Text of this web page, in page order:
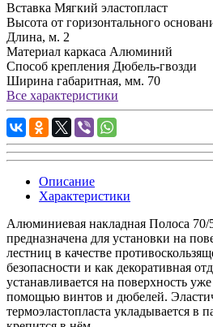
Вставка Мягкий эластопласт
Высота от горизонтального
Длина, м. 2
Материал каркаса Алюминий
Способ крепления Дюбель-гвозди
Ширина габаритная, мм. 70
Все характеристики
Описание
Характеристики
Алюминиевая накладная Полоса 70/
предназначена для установки на
лестниц в качестве
безопасности и как декоративная
устанавливается на поверхность
помощью винтов и дюбелей.
термоэластопласта укладывается в